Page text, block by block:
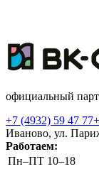
официальный
+7 (4932) 59 47 77
Иваново, ул.
Работаем:
Пн–ПТ 10–18